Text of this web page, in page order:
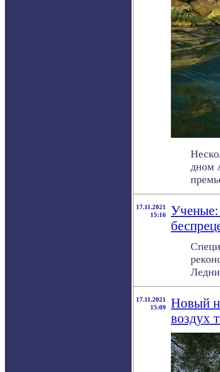
дном
17.11.2021
15:16
Ученые:
17.11.2021
15:09
Новый
воздух